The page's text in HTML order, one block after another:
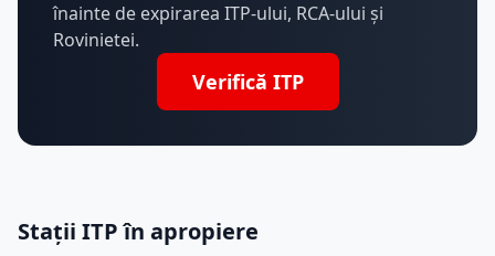
înainte de expirarea ITP-ului, RCA-ului și
Rovinietei.
Verifică ITP
Stații ITP în apropiere